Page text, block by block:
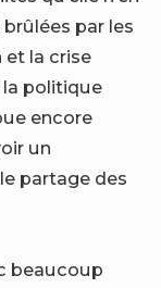
par les
la crise
la politique
encore
un
partage des
beaucoup